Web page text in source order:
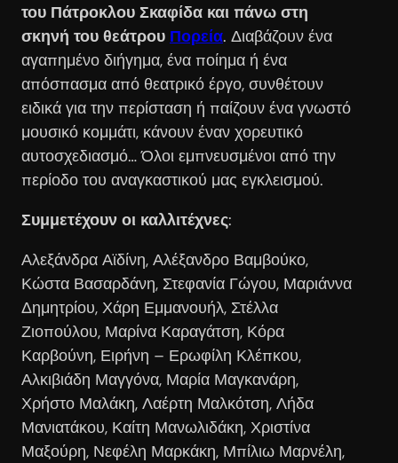
του Πάτροκλου Σκαφίδα και πάνω στη
σκηνή του θεάτρου Πορεία. Διαβάζουν ένα
αγαπημένο διήγημα, ένα ποίημα ή ένα
απόσπασμα από θεατρικό έργο, συνθέτουν
ειδικά για την περίσταση ή παίζουν ένα γνωστό
μουσικό κομμάτι, κάνουν έναν χορευτικό
αυτοσχεδιασμό… Όλοι εμπνευσμένοι από την
περίοδο του αναγκαστικού μας εγκλεισμού.
Συμμετέχουν οι καλλιτέχνες:
Αλεξάνδρα Αϊδίνη, Αλέξανδρο Βαμβούκο,
Κώστα Βασαρδάνη, Στεφανία Γώγου, Μαριάννα
Δημητρίου, Χάρη Εμμανουήλ, Στέλλα
Ζιοπούλου, Μαρίνα Καραγάτση, Κόρα
Καρβούνη, Ειρήνη – Ερωφίλη Κλέπκου,
Αλκιβιάδη Μαγγόνα, Μαρία Μαγκανάρη,
Χρήστο Μαλάκη, Λαέρτη Μαλκότση, Λήδα
Μανιατάκου, Καίτη Μανωλιδάκη, Χριστίνα
Μαξούρη, Νεφέλη Μαρκάκη, Μπίλιω Μαρνέλη,